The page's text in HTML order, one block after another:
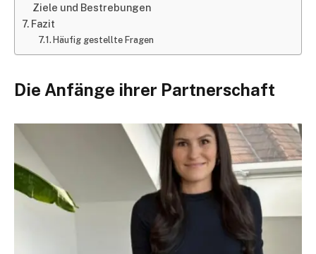
Ziele und Bestrebungen
Fazit
Häufig gestellte Fragen
Die Anfänge ihrer Partnerschaft